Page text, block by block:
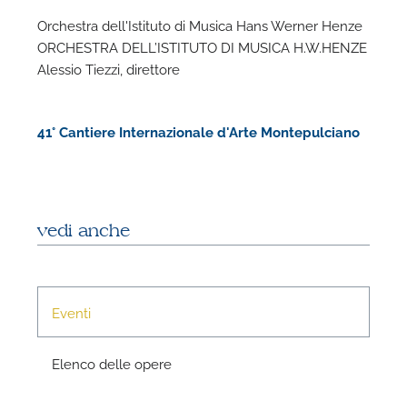
Orchestra dell'Istituto di Musica Hans Werner Henze
ORCHESTRA DELL’ISTITUTO DI MUSICA H.W.HENZE
Alessio Tiezzi, direttore
41° Cantiere Internazionale d'Arte Montepulciano
vedi anche
Eventi
Elenco delle opere